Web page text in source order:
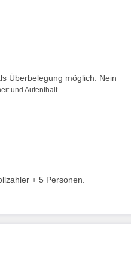
Überbelegung möglich: Nein
und Aufenthalt
+ 5 Personen.